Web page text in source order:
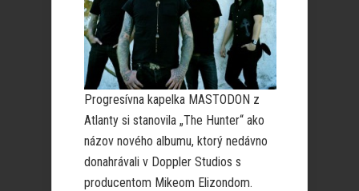
Progresívna kapelka MASTODON z
Atlanty si stanovila „The Hunter“ ako
názov nového albumu, ktorý nedávno
donahrávali v Doppler Studios s
producentom Mikeom Elizondom.